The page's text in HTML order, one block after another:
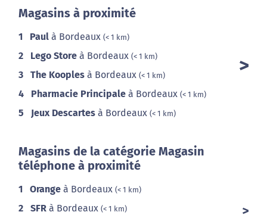
Magasins à proximité
1 Paul à Bordeaux (< 1 km)
2 Lego Store à Bordeaux (< 1 km)
3 The Kooples à Bordeaux (< 1 km)
4 Pharmacie Principale à Bordeaux (< 1 km)
5 Jeux Descartes à Bordeaux (< 1 km)
Magasins de la catégorie Magasin
téléphone à proximité
1 Orange à Bordeaux (< 1 km)
2 SFR à Bordeaux (< 1 km)